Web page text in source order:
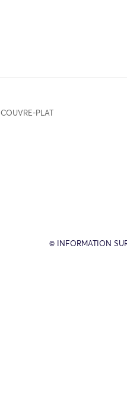
COUVRE-PLAT
© INFORMATION